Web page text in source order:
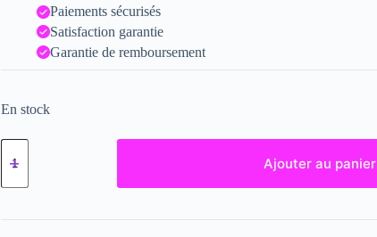
Paiements sécurisés
Satisfaction garantie
Garantie de remboursement
En stock
quantité
de
"Photographie",
/
Ajouter au panier